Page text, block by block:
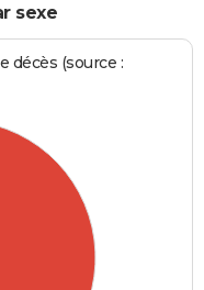
sexe
décès (source :